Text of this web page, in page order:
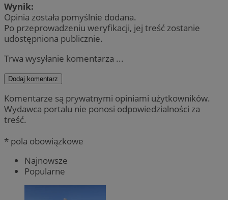
Wynik:
Opinia została pomyślnie dodana.
Po przeprowadzeniu weryfikacji, jej treść zostanie
udostępniona publicznie.
Trwa wysyłanie komentarza ...
Dodaj komentarz
Komentarze są prywatnymi opiniami użytkowników.
Wydawca portalu nie ponosi odpowiedzialności za
treść.
* pola obowiązkowe
Najnowsze
Popularne